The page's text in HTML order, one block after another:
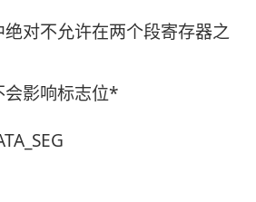
绝对不允许在两个段寄存器之
会影响标志位*